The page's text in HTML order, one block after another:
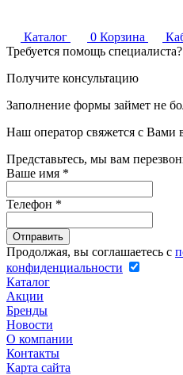
Каталог 0 Корзина
Требуется помощь специалиста?
Получите консультацию
Заполнение формы займет не
Наш оператор свяжется с Вами
Представьтесь, мы вам
Ваше имя *
Телефон *
Продолжая, вы соглашаетесь с
конфиденциальности
Каталог
Акции
Бренды
Новости
О компании
Контакты
Карта сайта